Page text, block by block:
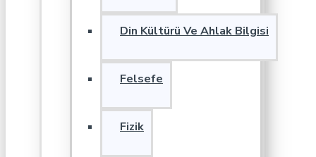
Din Kültürü Ve Ahlak Bilgisi
Felsefe
Fizik